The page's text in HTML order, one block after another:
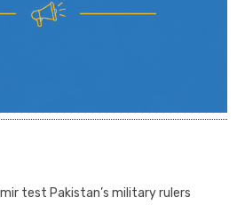
test Pakistan’s military rulers